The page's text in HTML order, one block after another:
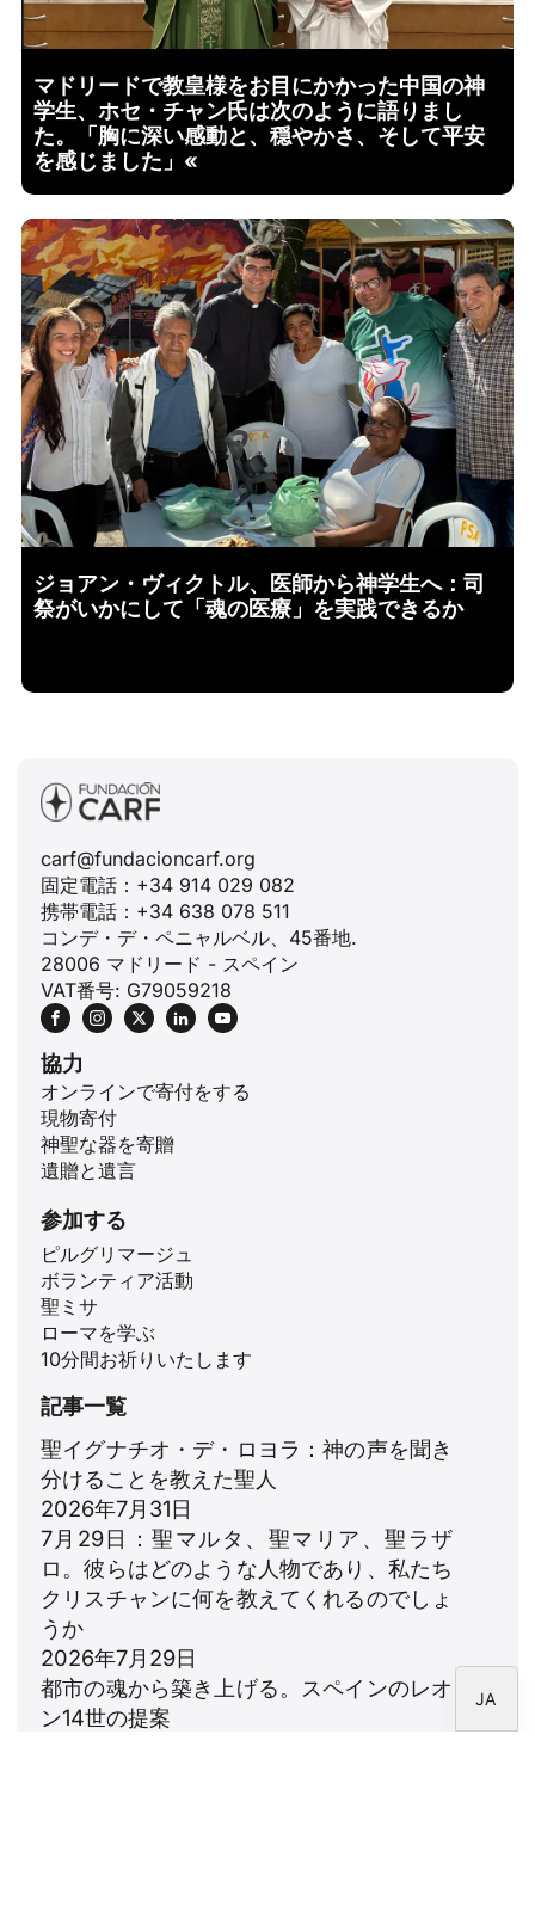
マドリードで教皇様をお目にかかった中国の神
学生、ホセ・チャン氏は次のように語りまし
た。「胸に深い感動と、穏やかさ、そして平安
を感じました」«
ジョアン・ヴィクトル、医師から神学生へ：司
祭がいかにして「魂の医療」を実践できるか
carf@fundacioncarf.org
固定電話：+34 914 029 082
携帯電話：+34 638 078 511
コンデ・デ・ペニャルベル、45番地.
28006 マドリード - スペイン
VAT番号: G79059218
協力
オンラインで寄付をする
現物寄付
神聖な器を寄贈
遺贈と遺言
参加する
ピルグリマージュ
ボランティア活動
聖ミサ
ローマを学ぶ
10分間お祈りいたします
記事一覧
聖イグナチオ・デ・ロヨラ：神の声を聞き
分けることを教えた聖人
2026年7月31日
7月29日：聖マルタ、聖マリア、聖ラザ
ロ。彼らはどのような人物であり、私たち
クリスチャンに何を教えてくれるのでしょ
うか
2026年7月29日
都市の魂から築き上げる。スペインのレオ
ン14世の提案
JA